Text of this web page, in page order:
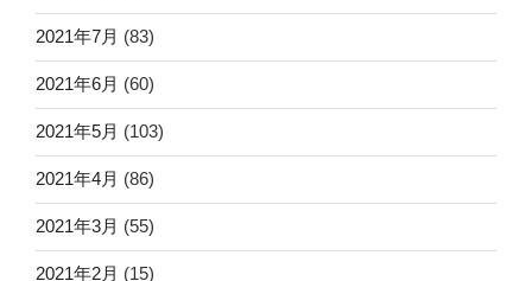
2021年7月 (83)
2021年6月 (60)
2021年5月 (103)
2021年4月 (86)
2021年3月 (55)
2021年2月 (15)